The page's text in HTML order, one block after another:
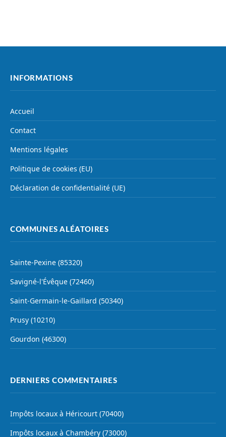
INFORMATIONS
Accueil
Contact
Mentions légales
Politique de cookies (EU)
Déclaration de confidentialité (UE)
COMMUNES ALÉATOIRES
Sainte-Pexine (85320)
Savigné-l'Évêque (72460)
Saint-Germain-le-Gaillard (50340)
Prusy (10210)
Gourdon (46300)
DERNIERS COMMENTAIRES
Impôts locaux à Héricourt (70400)
Impôts locaux à Chambéry (73000)